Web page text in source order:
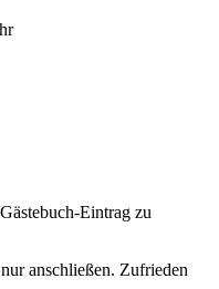
Eintrag zu
anschließen. Zufrieden